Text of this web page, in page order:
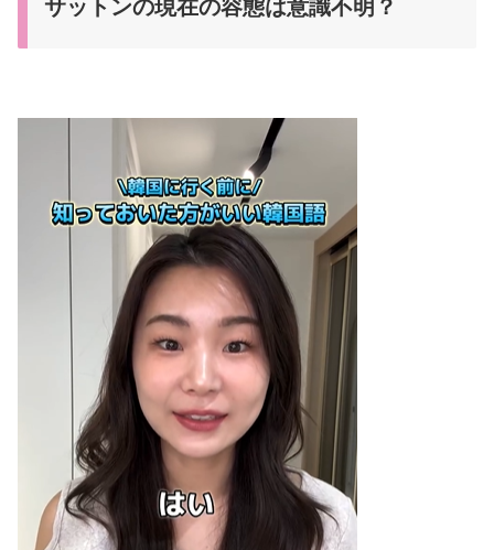
サットンの現在の容態は意識不明？